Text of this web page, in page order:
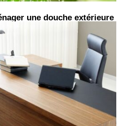
une douche extérieure